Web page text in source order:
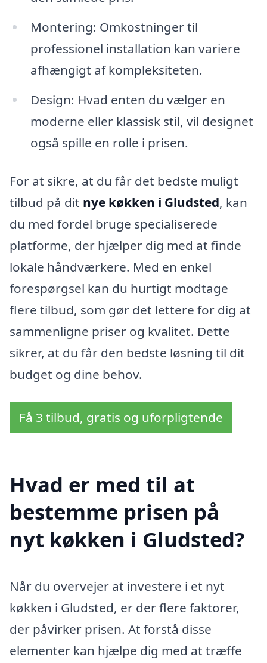
Montering: Omkostninger til
professionel installation kan variere
afhængigt af kompleksiteten.
Design: Hvad enten du vælger en
moderne eller klassisk stil, vil designet
også spille en rolle i prisen.
For at sikre, at du får det bedste muligt
tilbud på dit nye køkken i Gludsted, kan
du med fordel bruge specialiserede
platforme, der hjælper dig med at finde
lokale håndværkere. Med en enkel
forespørgsel kan du hurtigt modtage
flere tilbud, som gør det lettere for dig at
sammenligne priser og kvalitet. Dette
sikrer, at du får den bedste løsning til dit
budget og dine behov.
Få 3 tilbud, gratis og uforpligtende
Hvad er med til at
bestemme prisen på
nyt køkken i Gludsted?
Når du overvejer at investere i et nyt
køkken i Gludsted, er der flere faktorer,
der påvirker prisen. At forstå disse
elementer kan hjælpe dig med at træffe